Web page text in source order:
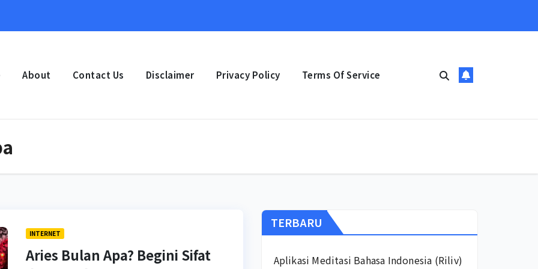
About Contact Us Disclaimer Privacy Policy Terms Of Service
INTERNET
Aries Bulan Apa? Begini Sifat
TERBARU
Aplikasi Meditasi Bahasa Indonesia (Riliv)